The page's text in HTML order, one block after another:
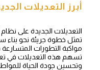
أبرز التعديلات
التعديلات الجديدة على
تمثل خطوة جريئة نحو
مواكبة التطورات
تسهم هذه التعديلات في
وتحسين جودة الحياة